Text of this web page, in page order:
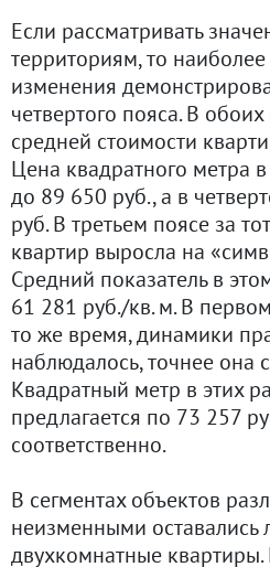
Если рассматривать
территориям, то
изменения
четвертого пояса. В
средней стоимости
Цена квадратного метра
до 89 650 руб., а в
руб. В третьем поясе за
квартир выросла на
Средний показатель в
61 281 руб./кв. м. В
то же время, динамики
наблюдалось, точнее она
Квадратный метр в этих
предлагается по 73 257
соответственно.
В сегментах объектов
неизменными оставались
двухкомнатные квартиры.